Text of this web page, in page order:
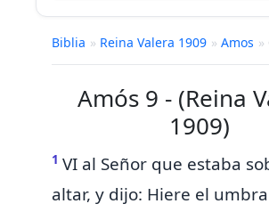
Biblia » Reina Valera 1909 » Amos »
Amós 9 - (Reina
1909)
1 VI al Señor que estaba
altar, y dijo: Hiere el